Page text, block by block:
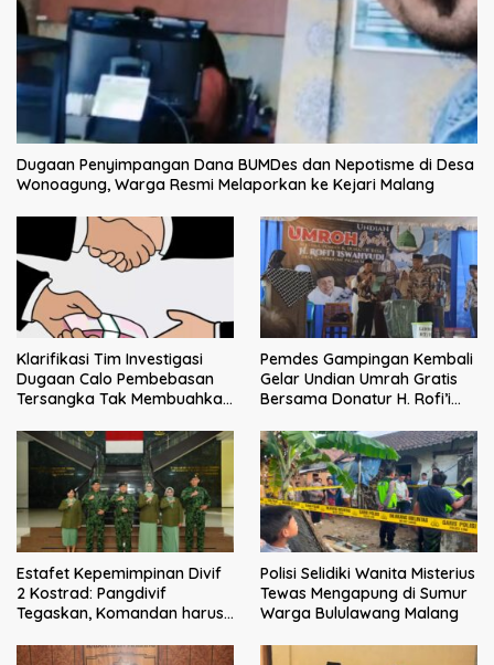
Dugaan Penyimpangan Dana BUMDes dan Nepotisme di Desa
Wonoagung, Warga Resmi Melaporkan ke Kejari Malang
Klarifikasi Tim Investigasi
Dugaan Calo Pembebasan
Tersangka Tak Membuahkan
Pemdes Gampingan Kembali
Gelar Undian Umrah Gratis
Bersama Donatur H. Rofi’i
bagi Pejuang Sosial
Estafet Kepemimpinan Divif
2 Kostrad: Pangdivif
Tegaskan, Komandan harus
dan solusi bagi prajurit
Polisi Selidiki Wanita Misterius
Tewas Mengapung di Sumur
Warga Bululawang Malang